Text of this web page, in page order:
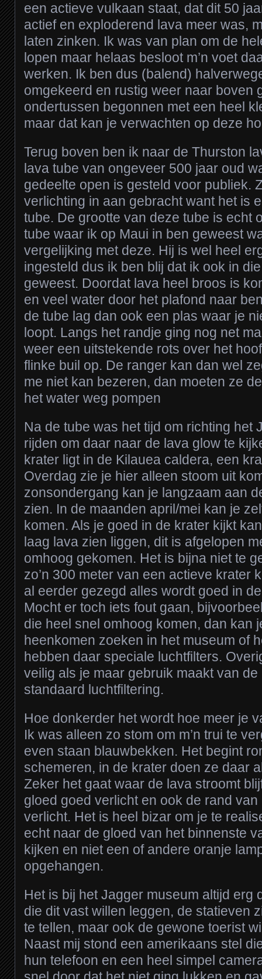
een actieve vulkaan staat, dat dit 50
actief en exploderend lava meer was,
laten zinken. Ik was van plan om de
lopen maar helaas besloot m’n voet
werken. Ik ben dus (balend)
omgekeerd en rustig weer naar boven
ondertussen begonnen met een heel
maar dat kan je verwachten op deze
Terug boven ben ik naar de Thurston
lava tube van ongeveer 500 jaar oud
gedeelte open is gesteld voor publiek.
verlichting in aan gebracht want het is
tube. De grootte van deze tube is echt
tube waar ik op Maui in ben geweest
vergelijking met deze. Hij is wel heel
ingesteld dus ik ben blij dat ik ook in
geweest. Doordat lava heel broos is
en veel water door het plafond naar
de tube lag dan ook een plas waar je
loopt. Langs het randje ging nog net
weer een uitstekende rots over het
flinke buil op. De ranger kan dan wel
me niet kan bezeren, dan moeten ze
het water weg pompen
Na de tube was het tijd om richting het
rijden om daar naar de lava glow te
krater ligt in de Kilauea caldera, een
Overdag zie je hier alleen stoom uit
zonsondergang kan je langzaam aan
zien. In de maanden april/mei kan je
komen. Als je goed in de krater kijkt
laag lava zien liggen, dit is afgelopen
omhoog gekomen. Het is bijna niet te
zo’n 300 meter van een actieve krater
al eerder gezegd alles wordt goed in
Mocht er toch iets fout gaan,
die heel snel omhoog komen, dan kan
heenkomen zoeken in het museum of
hebben daar speciale luchtfilters.
veilig als je maar gebruik maakt van
standaard luchtfiltering.
Hoe donkerder het wordt hoe meer je
Ik was alleen zo stom om m’n trui te
even staan blauwbekken. Het begint
schemeren, in de krater doen ze daar
Zeker het gaat waar de lava stroomt
gloed goed verlicht en ook de rand van
verlicht. Het is heel bizar om je te
echt naar de gloed van het binnenste
kijken en niet een of andere oranje
opgehangen.
Het is bij het Jagger museum altijd erg
die dit vast willen leggen, de statieven
te tellen, maar ook de gewone toerist
Naast mij stond een amerikaans stel
hun telefoon en een heel simpel